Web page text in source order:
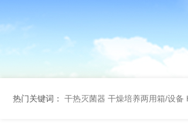
热门关键词： 干热灭菌器 干燥培养两用箱/设备